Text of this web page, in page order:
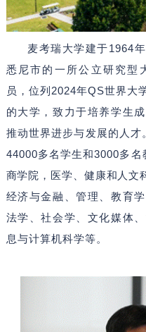
麦考瑞大学建于1964
悉尼市的一所公立研究型
员，位列2024年QS世界大
的大学，致力于培养学生
推动世界进步与发展的人
44000多名学生和3000多名
商学院，医学、健康和人文
经济与金融、管理、教育
法学、社会学、文化媒体
息与计算机科学等。